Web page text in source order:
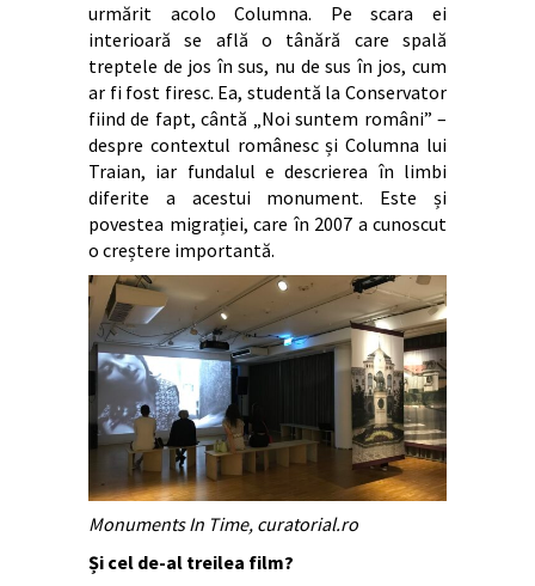
urmărit acolo Columna. Pe scara ei
interioară se află o tânără care spală
treptele de jos în sus, nu de sus în jos, cum
ar fi fost firesc. Ea, studentă la Conservator
fiind de fapt, cântă „Noi suntem români” –
despre contextul românesc și Columna lui
Traian, iar fundalul e descrierea în limbi
diferite a acestui monument. Este și
povestea migrației, care în 2007 a cunoscut
o creștere importantă.
Monuments In Time, curatorial.ro
Și cel de-al treilea film?